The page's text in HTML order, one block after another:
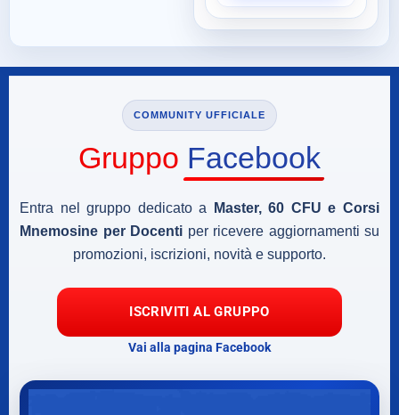
COMMUNITY UFFICIALE
Gruppo Facebook
Entra nel gruppo dedicato a
Master, 60 CFU e Corsi
Mnemosine per Docenti per ricevere aggiornamenti su
promozioni, iscrizioni, novità e supporto.
ISCRIVITI AL GRUPPO
Vai alla pagina Facebook